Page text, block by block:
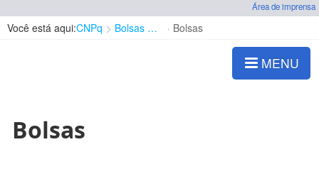
Área de imprensa
Você está aqui:CNPq Bolsas e Auxílios Vigentes Bolsas
MENU
Bolsas